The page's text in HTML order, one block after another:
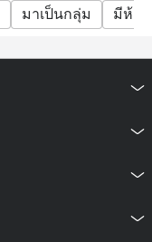
มาเป็นกลุ่ม มีห้อ